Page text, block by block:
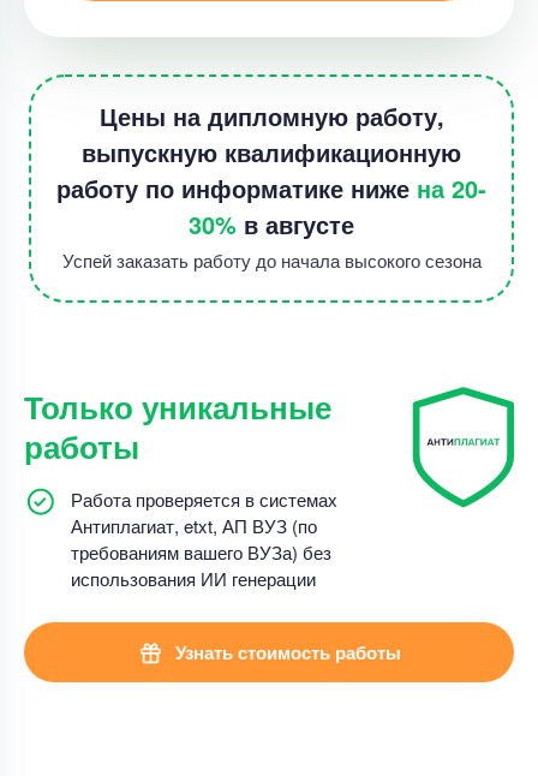
Цены на дипломную работу,
выпускную квалификационную
работу по информатике ниже на 20-
30% в августе
Успей заказать работу до начала высокого сезона
Только уникальные
работы
Работа проверяется в системах
Антиплагиат, etxt, АП ВУЗ (по
требованиям вашего ВУЗа) без
использования ИИ генерации
Узнать стоимость работы